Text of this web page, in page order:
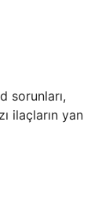
sorunları,
ilaçların yan